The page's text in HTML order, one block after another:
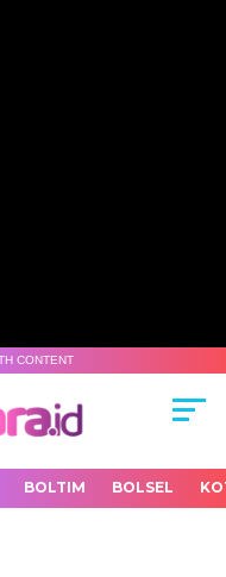
CONTENT
BOLTIM BOLSEL